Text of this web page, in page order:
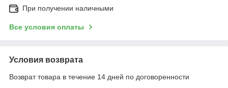
При получении наличными
Все условия оплаты
Условия возврата
Возврат товара в течение 14 дней по договоренности